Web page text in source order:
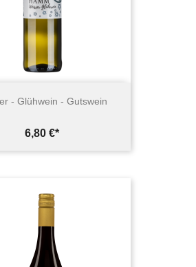
- Glühwein - Gutswein
Preis
6,80 €*